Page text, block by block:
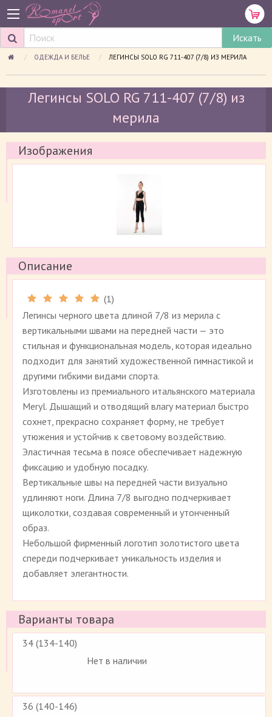
ОДЕЖДА И БЕЛЬЕ ПРОСМАТРИВАЕМАЯ СТРАНИЦА:
ЛЕГИНСЫ SOLO RG 711-407 (7/8) ИЗ МЕРИЛА
Легинсы SOLO RG 711-407 (7/8) из
мерила
Изображения
Описание
(1)
Легинсы черного цвета длиной 7/8 из мерила с
вертикальными швами на передней части — это
стильная и функциональная модель, которая идеально
подходит для занятий художественной гимнастикой и
другими гибкими видами спорта.
Изготовлены из премиального итальянского материала
Meryl. Дышащий и отводящий влагу материал быстро
сохнет, прекрасно сохраняет форму, не требует
утюжения и устойчив к световому воздействию.
Эластичная тесьма в поясе обеспечивает надежную
фиксацию и удобную посадку.
Вертикальные швы на передней части визуально
удлиняют ноги. Длина 7/8 выгодно подчеркивает
щиколотки, создавая современный и утонченный
образ.
Небольшой фирменный логотип золотистого цвета
спереди подчеркивает уникальность изделия и
добавляет элегантности.
Варианты товара
34 (134-140)
Нет в наличии
36 (140-146)